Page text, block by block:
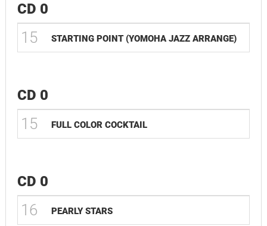
CD 0
15 STARTING POINT (YOMOHA JAZZ ARRANGE)
CD 0
15 FULL COLOR COCKTAIL
CD 0
16 PEARLY STARS